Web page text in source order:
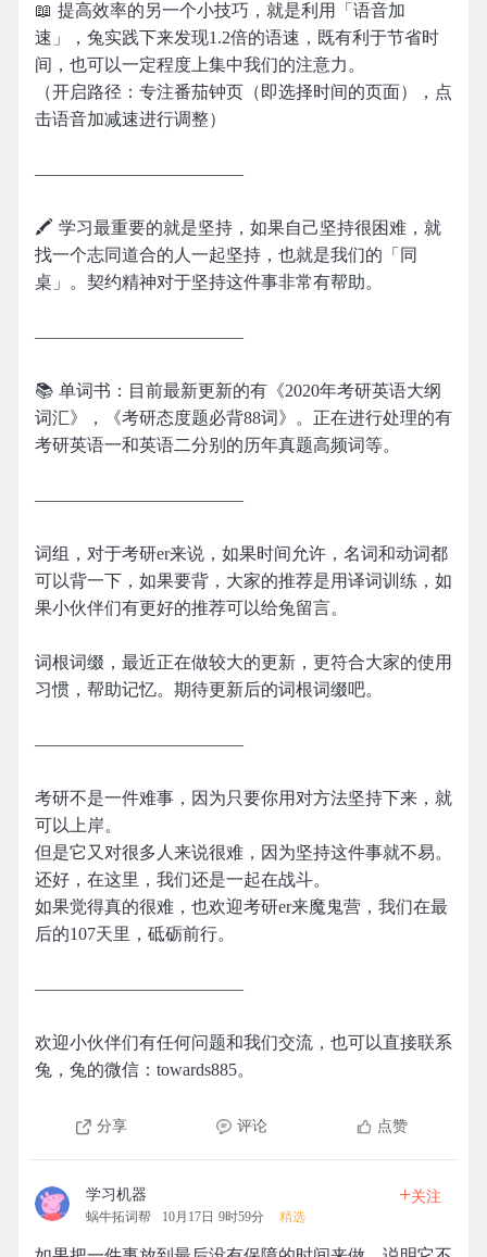
📖 提高效率的另一个小技巧，就是利用「语音加
速」，兔实践下来发现1.2倍的语速，既有利于节省时
间，也可以一定程度上集中我们的注意力。
（开启路径：专注番茄钟页（即选择时间的页面），点
击语音加减速进行调整）
————————————
🖍 学习最重要的就是坚持，如果自己坚持很困难，就
找一个志同道合的人一起坚持，也就是我们的「同
桌」。契约精神对于坚持这件事非常有帮助。
————————————
📚 单词书：目前最新更新的有《2020年考研英语大纲
词汇》，《考研态度题必背88词》。正在进行处理的有
考研英语一和英语二分别的历年真题高频词等。
————————————
词组，对于考研er来说，如果时间允许，名词和动词都
可以背一下，如果要背，大家的推荐是用译词训练，如
果小伙伴们有更好的推荐可以给兔留言。
词根词缀，最近正在做较大的更新，更符合大家的使用
习惯，帮助记忆。期待更新后的词根词缀吧。
————————————
考研不是一件难事，因为只要你用对方法坚持下来，就
可以上岸。
但是它又对很多人来说很难，因为坚持这件事就不易。
还好，在这里，我们还是一起在战斗。
如果觉得真的很难，也欢迎考研er来魔鬼营，我们在最
后的107天里，砥砺前行。
————————————
欢迎小伙伴们有任何问题和我们交流，也可以直接联系
兔，兔的微信：towards885。
分享 评论 点赞
学习机器
蜗牛拓词帮 10月17日 9时59分 精选
+关注